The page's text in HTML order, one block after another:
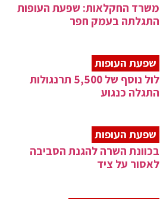
משרד החקלאות: שפעת העופות
התגלתה בעמק חפר
שפעת העופות
לול נוסף של 5,500 תרנגולות
התגלה כנגוע
שפעת העופות
בכוונת השרה להגנת הסביבה
לאסור על ציד